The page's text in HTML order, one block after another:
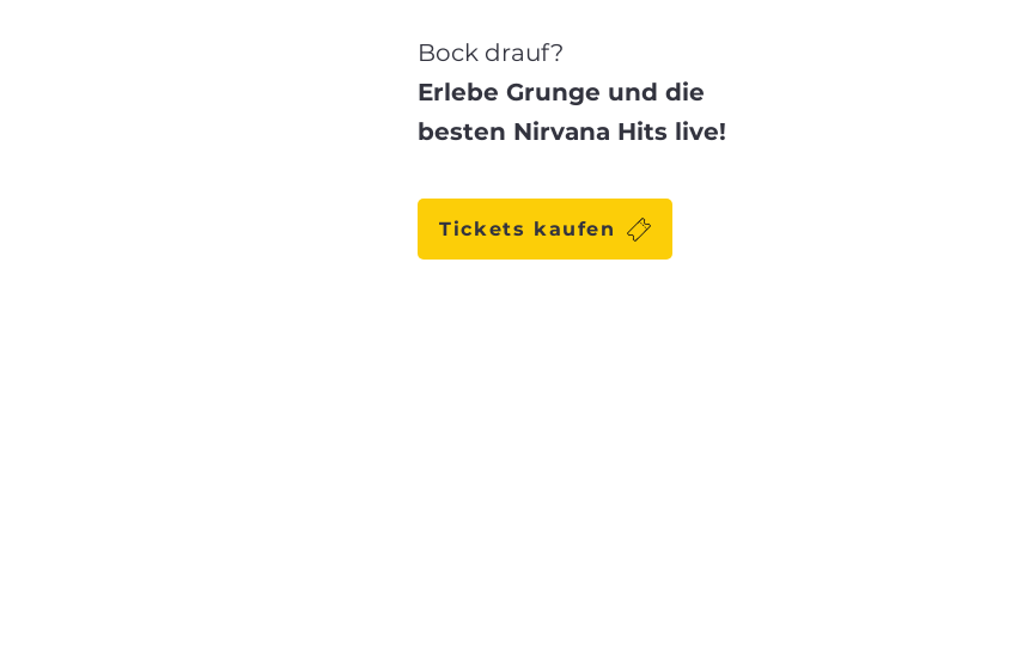
Bock drauf?
Erlebe Grunge und die
besten Nirvana Hits live!
Tickets kaufen